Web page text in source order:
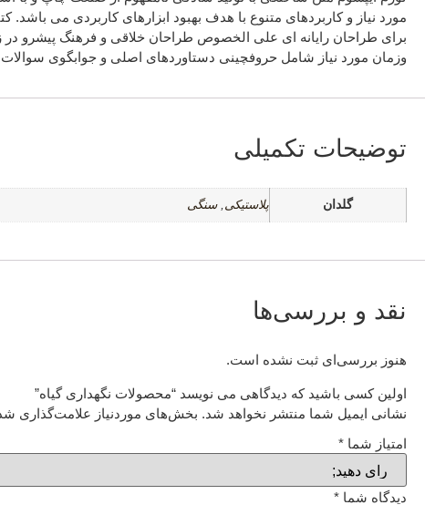
مورد نیاز و کاربردهای متنوع با هدف بهبود ابزارهای کاربردی می
برای طراحان رایانه ای علی الخصوص طراحان خلاقی و فرهنگ پیشرو
وزمان مورد نیاز شامل حروفچینی دستاوردهای اصلی و جوابگوی
توضیحات تکمیلی
گلدان پلاستیکی,سنگی
نقد و بررسی‌ها
هنوز بررسی‌ای ثبت نشده است.
اولین کسی باشید که دیدگاهی می نویسد “محصولات نگهداری گیاه”
نشانی ایمیل شما منتشر نخواهد شد. بخش‌های موردنیاز علامت‌گذاری
امتیاز شما *
دیدگاه شما *